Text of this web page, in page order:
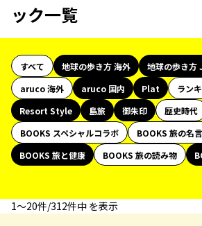
ック一覧
すべて 地球の歩き方 海外
地球の歩き方
aruco 海外
aruco 国内 Plat
ラン
Resort Style
島旅 御朱印 歴史時代
BOOKS スペシャルコラボ
BOOKS 旅の名
BOOKS 旅と健康
BOOKS 旅の読み物
1〜20件/312件中 を表示